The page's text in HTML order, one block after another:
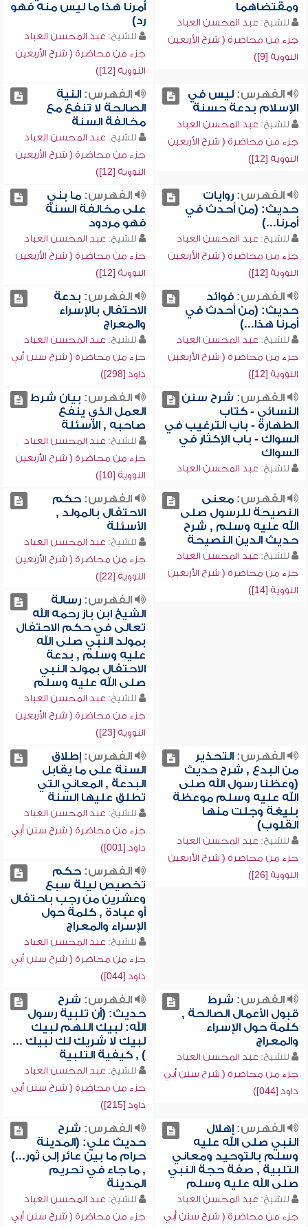
ومقتضاهما
للشيخ: عبد المحسن العباد
جزء من محاضرة ( شرح الأربعين
النووية [9])
أمرنا هذا ما ليس منه فهو
رد)
للشيخ: عبد المحسن العباد
جزء من محاضرة ( شرح الأربعين
النووية [12])
الفهرس:ليس في
الإسلام بدعة حسنة
للشيخ: عبد المحسن العباد
جزء من محاضرة ( شرح الأربعين
النووية [12])
الفهرس:النية
الصالحة لا تنفع مع
مخالفة السنة
للشيخ: عبد المحسن العباد
جزء من محاضرة ( شرح الأربعين
النووية [12])
الفهرس:روايات
حديث: (من أحدث في
أمرنا...)
للشيخ: عبد المحسن العباد
جزء من محاضرة ( شرح الأربعين
النووية [12])
الفهرس:ما بني
على مخالفة السنة
فهو مردود
للشيخ: عبد المحسن العباد
جزء من محاضرة ( شرح الأربعين
النووية [12])
الفهرس:فوائد
حديث: (من أحدث في
أمرنا هذا...)
للشيخ: عبد المحسن العباد
جزء من محاضرة ( شرح الأربعين
النووية [12])
الفهرس: بدعة
الاحتفال بالإسراء
والمعراج
للشيخ: عبد المحسن العباد
جزء من محاضرة ( شرح سنن أبي
داود [298])
الفهرس: شرح سنن
النسائي - كتاب
الطهارة - باب الترغيب في
السواك - باب الإكثار في
السواك
للشيخ: عبد المحسن العباد
الفهرس: بيان شرط
العمل الذي ينفع
صاحبه , الأسئلة
للشيخ: عبد المحسن العباد
جزء من محاضرة ( شرح الأربعين
النووية [10])
الفهرس:معنى
النصيحة للرسول صلى
الله عليه وسلم , شرح
حديث الدين النصيحة
للشيخ: عبد المحسن العباد
جزء من محاضرة ( شرح الأربعين
النووية [14])
الفهرس:حكم
الاحتفال بالمولد ,
الأسئلة
للشيخ: عبد المحسن العباد
جزء من محاضرة ( شرح الأربعين
النووية [22])
الفهرس:رسالة
الشيخ ابن باز رحمه الله
تعالى في حكم الاحتفال
بمولد النبي صلى الله
عليه وسلم , بدعة
الاحتفال بمولد النبي
صلى الله عليه وسلم
للشيخ: عبد المحسن العباد
جزء من محاضرة ( شرح الأربعين
النووية [23])
الفهرس:التحذير
من البدع , شرح حديث
(وعظنا رسول الله صلى
الله عليه وسلم موعظة
بليغة وجلت منها
القلوب)
للشيخ: عبد المحسن العباد
جزء من محاضرة ( شرح الأربعين
النووية [26])
الفهرس:إطلاق
السنة على ما يقابل
البدعة , المعاني التي
تطلق عليها السنة
للشيخ: عبد المحسن العباد
جزء من محاضرة ( شرح سنن أبي
داود [001])
الفهرس:حكم
تخصيص ليلة سبع
وعشرين من رجب باحتفال
أو عبادة , كلمة حول
الإسراء والمعراج
للشيخ: عبد المحسن العباد
جزء من محاضرة ( شرح سنن أبي
داود [044])
الفهرس: شرط
قبول الأعمال الصالحة ,
كلمة حول الإسراء
والمعراج
للشيخ: عبد المحسن العباد
جزء من محاضرة ( شرح سنن أبي
داود [044])
الفهرس: شرح
حديث: (أن تلبية رسول
الله: لبيك اللهم لبيك
لبيك لا شريك لك لبيك ...
) , كيفية التلبية
للشيخ: عبد المحسن العباد
جزء من محاضرة ( شرح سنن أبي
داود [215])
الفهرس:إهلال
النبي صلى الله عليه
وسلم بالتوحيد ومعاني
التلبية , صفة حجة النبي
صلى الله عليه وسلم
للشيخ: عبد المحسن العباد
جزء من محاضرة ( شرح سنن أبي
الفهرس: شرح
حديث علي: (المدينة
حرام ما بين عائر إلى ثور...)
, ما جاء في تحريم
المدينة
للشيخ: عبد المحسن العباد
جزء من محاضرة ( شرح سنن أبي